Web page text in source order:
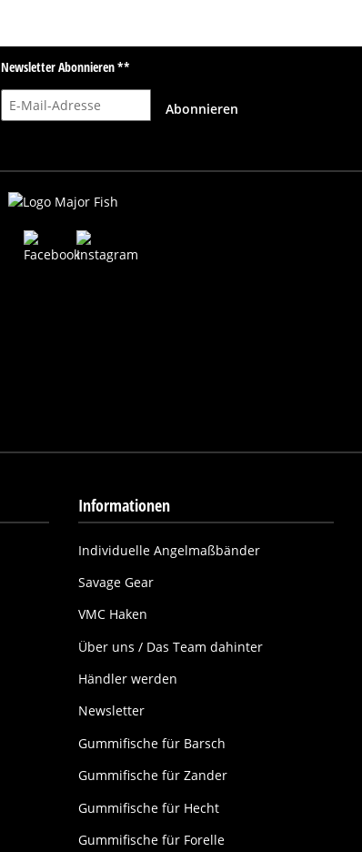
Newsletter Abonnieren **
E-Mail-Adresse
Abonnieren
Informationen
Individuelle Angelmaßbänder
Savage Gear
VMC Haken
Über uns / Das Team dahinter
Händler werden
Newsletter
Gummifische für Barsch
Gummifische für Zander
Gummifische für Hecht
Gummifische für Forelle